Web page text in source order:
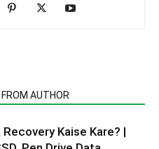
FROM AUTHOR
Kaise Kare? |